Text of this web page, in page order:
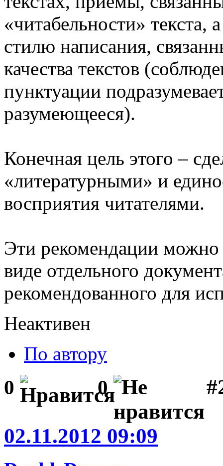
«читабельности» текста,
стилю написания,
качества текстов
пунктуации
разумеющееся).
Конечная цель этого –
«литературными» и
восприятия читателями.
Эти рекомендации можно
виде отдельного
рекомендованного для
Неактивен
По автору
0 0
02.11.2012 09:09